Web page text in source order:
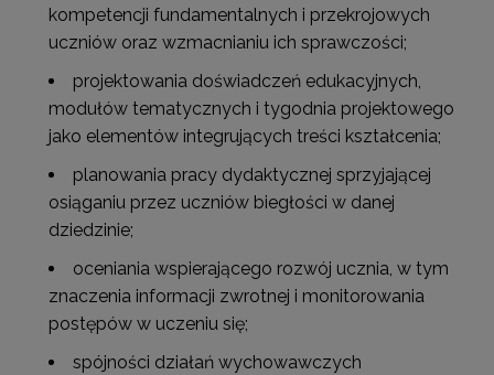
kompetencji fundamentalnych i przekrojowych
uczniów oraz wzmacnianiu ich sprawczości;
projektowania doświadczeń edukacyjnych,
modułów tematycznych i tygodnia projektowego
jako elementów integrujących treści kształcenia;
planowania pracy dydaktycznej sprzyjającej
osiąganiu przez uczniów biegłości w danej
dziedzinie;
oceniania wspierającego rozwój ucznia, w tym
znaczenia informacji zwrotnej i monitorowania
postępów w uczeniu się;
spójności działań wychowawczych